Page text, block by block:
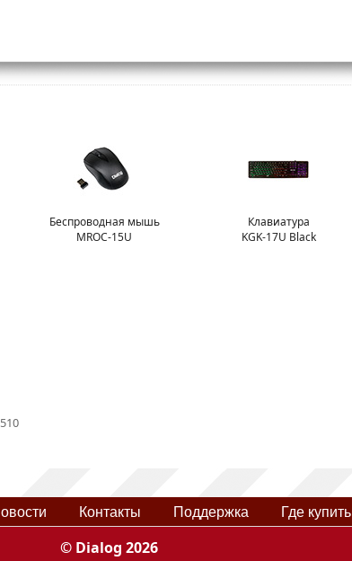
Беспроводная мышь
MROC-15U
Клавиатура
KGK-17U Black
Контакты Поддержка Где купить
© Dialog 2026